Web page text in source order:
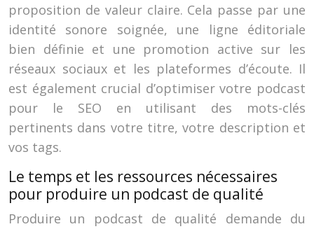
proposition de valeur claire. Cela passe par une
identité sonore soignée, une ligne éditoriale
bien définie et une promotion active sur les
réseaux sociaux et les plateformes d’écoute. Il
est également crucial d’optimiser votre podcast
pour le SEO en utilisant des mots-clés
pertinents dans votre titre, votre description et
vos tags.
Le temps et les ressources nécessaires
pour produire un podcast de qualité
Produire un podcast de qualité demande du